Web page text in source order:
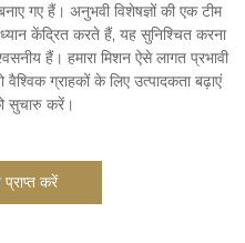
गए हैं। अनुभवी विशेषज्ञों की एक टीम
केंद्रित करते हैं, यह सुनिश्चित करना
हैं। हमारा मिशन ऐसे लागत प्रभावी
ग्राहकों के लिए उत्पादकता बढ़ाएं
सुचारु करें।
करें